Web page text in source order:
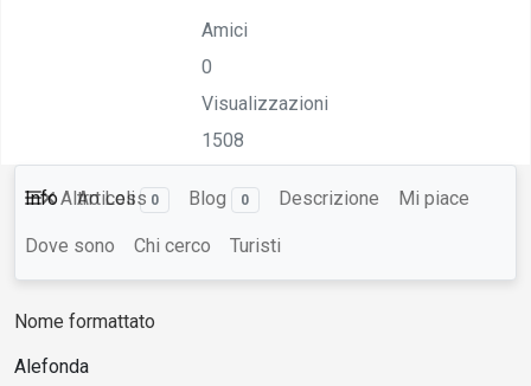
OFFLINE
Amici
0
Visualizzazioni
1508
Info Articoli 0 Blog 0 Descrizione Mi piace
Dove sono Chi cerco Turisti
Altro Less
Nome formattato
Alefonda